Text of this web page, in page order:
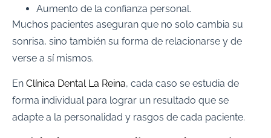
Aumento de la confianza personal.
Muchos pacientes aseguran que no solo cambia su
sonrisa, sino también su forma de relacionarse y de
verse a sí mismos.
En Clínica Dental La Reina, cada caso se estudia de
forma individual para lograr un resultado que se
adapte a la personalidad y rasgos de cada paciente.